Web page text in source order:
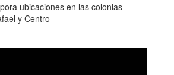
ubicaciones en las colonias
y Centro